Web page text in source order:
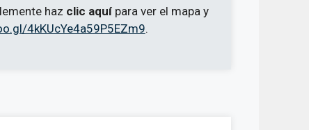
haz clic aquípara ver el mapa y
4kKUcYe4a59P5EZm9.